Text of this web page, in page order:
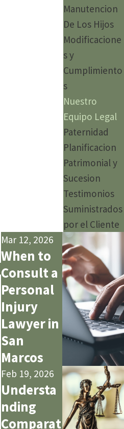
Manutencion
De Los Hijos
Modificacione
s y
Cumplimiento
s
Nuestro
Equipo Legal
Paternidad
Planificacion
Patrimonial y
Sucesion
Testimonios
Suministrados
por el Cliente
Mar 12, 2026
When to
Consult a
Personal
Injury
Lawyer in
San
Marcos
Feb 19, 2026
Understa
nding
Comparat